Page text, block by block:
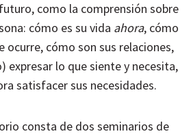
como la comprensión sobre
cómo es su vida ahora, cómo
ocurre, cómo son sus relaciones,
expresar lo que siente y necesita,
satisfacer sus necesidades.
consta de dos seminarios de